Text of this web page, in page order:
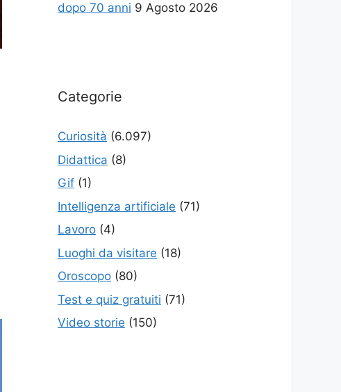
dopo 70 anni 9 Agosto 2026
Categorie
Curiosità (6.097)
Didattica (8)
Gif (1)
Intelligenza artificiale (71)
Lavoro (4)
Luoghi da visitare (18)
Oroscopo (80)
Test e quiz gratuiti (71)
Video storie (150)